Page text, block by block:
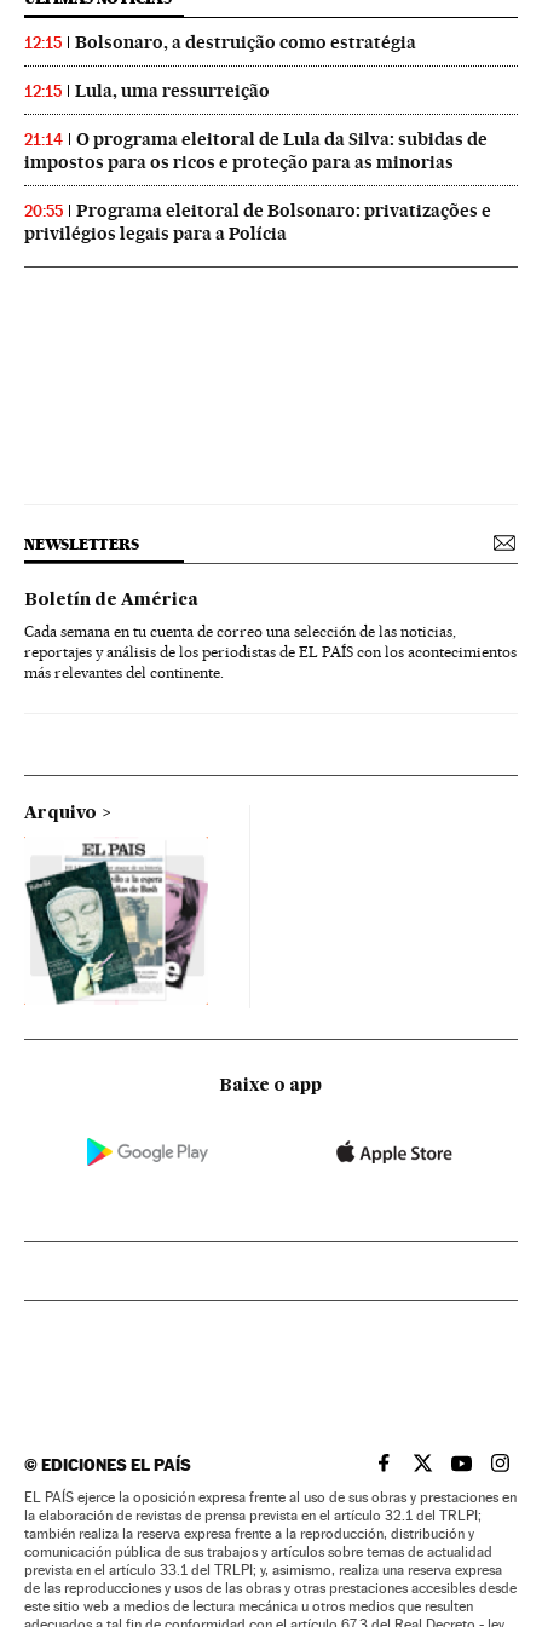
12:15 Bolsonaro, a destruição como estratégia
12:15 Lula, uma ressurreição
21:14
O programa eleitoral de Lula da Silva: subidas de
impostos para os ricos e proteção para as minorias
20:55
Programa eleitoral de Bolsonaro: privatizações e
privilégios legais para a Polícia
NEWSLETTERS
Boletín de América
Cada semana en tu cuenta de correo una selección de las noticias,
reportajes y análisis de los periodistas de EL PAÍS con los acontecimientos
más relevantes del continente.
Arquivo
Baixe o app
©EDICIONES EL PAÍS EL PAÍS BRASIL EN
EL PAÍSEL PAÍS
EL
EL PAÍS ejerce la oposición expresa frente al uso de sus obras y prestaciones en
la elaboración de revistas de prensa prevista en el artículo 32.1 del TRLPI;
también realiza la reserva expresa frente a la reproducción, distribución y
comunicación pública de sus trabajos y artículos sobre temas de actualidad
prevista en el artículo 33.1 del TRLPI; y, asimismo, realiza una reserva expresa
de las reproducciones y usos de las obras y otras prestaciones accesibles desde
este sitio web a medios de lectura mecánica u otros medios que resulten